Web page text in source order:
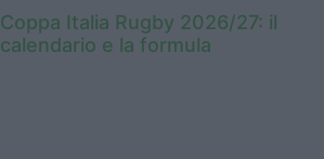
Coppa Italia Rugby 2026/27: il
calendario e la formula